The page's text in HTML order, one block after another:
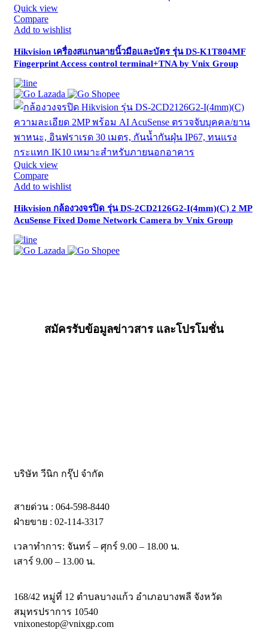
Quick view
Compare
Add to wishlist
Hikvision เครื่องสแกนลายนิ้วมือและบัตร รุ่น DS-K1T804MF
Fingerprint Access control terminal+TNA by Vnix Group
Quick view
Compare
Add to wishlist
Hikvision กล้องวงจรปิด รุ่น DS-2CD2126G2-I(4mm)(C) 2 MP
AcuSense Fixed Dome Network Camera by Vnix Group
สมัครรับข้อมูลข่าวสาร และโปรโมชั่น
บริษัท วีนิก กรุ๊ป จำกัด
สายด่วน : 064-598-8440
ฝ่ายขาย : 02-114-3317
เวลาทำการ: จันทร์ – ศุกร์ 9.00 – 18.00 น.
เสาร์ 9.00 – 13.00 น.
168/42 หมู่ที่ 12 ตำบลบางแก้ว อำเภอบางพลี จังหวัด
สมุทรปราการ 10540
vnixonestop@vnixgp.com